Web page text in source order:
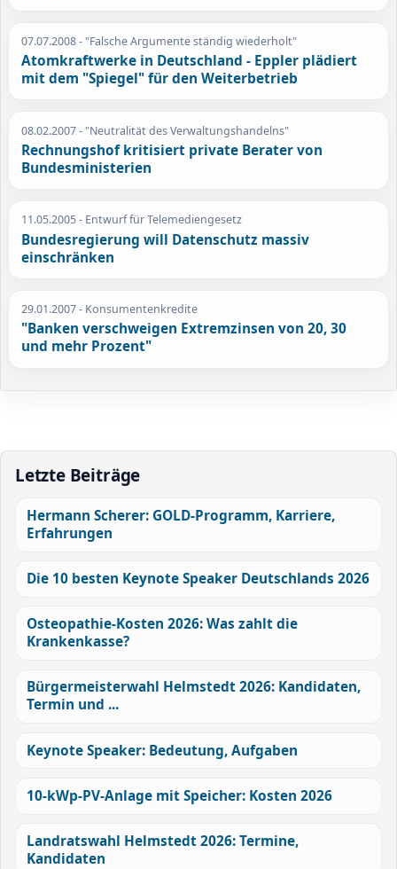
07.07.2008- "Falsche Argumente ständig wiederholt"
Atomkraftwerke in Deutschland - Eppler plädiert
mit dem "Spiegel" für den Weiterbetrieb
08.02.2007- "Neutralität des Verwaltungshandelns"
Rechnungshof kritisiert private Berater von
Bundesministerien
11.05.2005- Entwurf für Telemediengesetz
Bundesregierung will Datenschutz massiv
einschränken
29.01.2007- Konsumentenkredite
"Banken verschweigen Extremzinsen von 20, 30
und mehr Prozent"
Letzte Beiträge
Hermann Scherer: GOLD-Programm, Karriere,
Erfahrungen
Die 10 besten Keynote Speaker Deutschlands 2026
Osteopathie-Kosten 2026: Was zahlt die
Krankenkasse?
Bürgermeisterwahl Helmstedt 2026: Kandidaten,
Termin und ...
Keynote Speaker: Bedeutung, Aufgaben
10-kWp-PV-Anlage mit Speicher: Kosten 2026
Landratswahl Helmstedt 2026: Termine,
Kandidaten